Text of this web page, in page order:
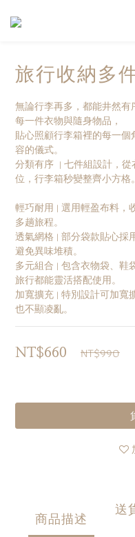
旅行收納多
無論行李再多，都能井然
每一件衣物與隨身物品，
貼心照顧行李箱裡的每一
容的儀式。
分類有序  | 七件組設計，
位，行李箱秒變整齊小方格。
輕巧耐用 | 選用輕盈布料，
多趟旅程。
透氣網格 | 部分袋款貼心採
避免異味堆積。
多元組合 | 包含衣物袋、鞋
旅行都能靈活搭配使用。
加寬擴充 | 特別設計可加寬
也不顯凌亂。
NT$660 NT$990
商品描述
送